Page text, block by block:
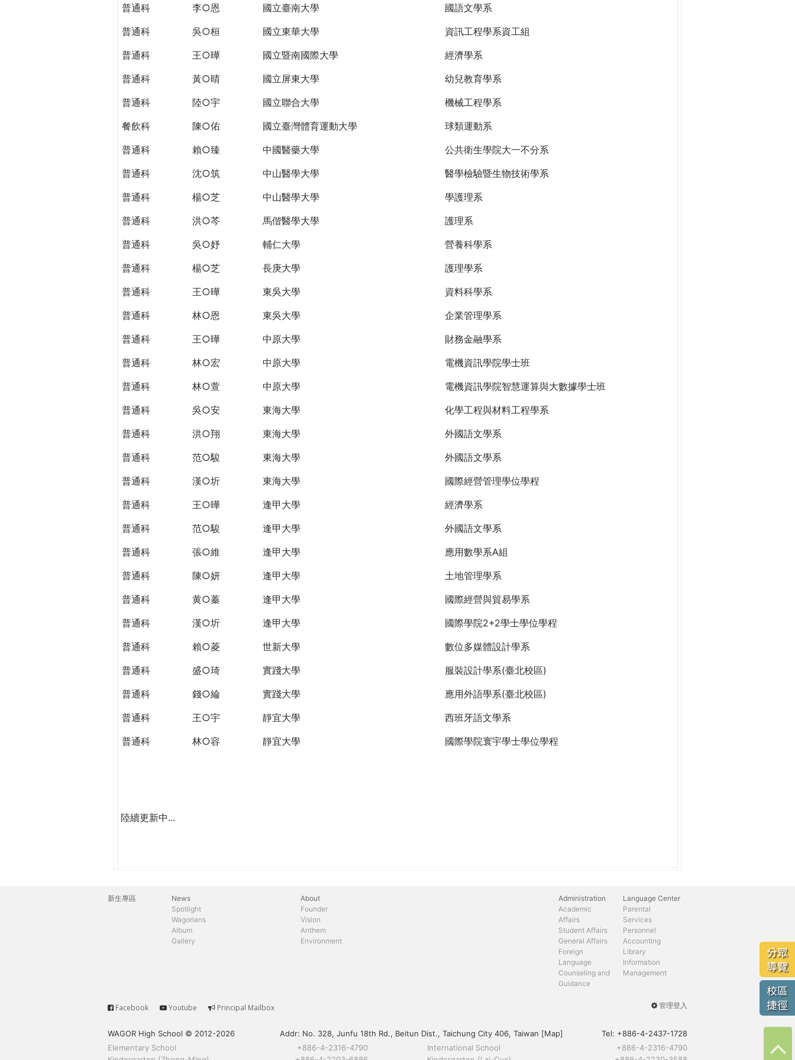
普通科 李○恩 國立臺南大學
國語文學系
普通科
吳○桓 國立東華大學
資訊工程學系資工組
普通科
王○曄 國立暨南國際大學
經濟學系
普通科
黃○晴 國立屏東大學
幼兒教育學系
普通科
陸○宇 國立聯合大學
機械工程學系
餐飲科
陳○佑 國立臺灣體育運動大學
球類運動系
普通科
賴○臻 中國醫藥大學
公共衛生學院大一不分系
普通科
沈○筑 中山醫學大學
醫學檢驗暨生物技術學系
普通科
楊○芝 中山醫學大學
學護理系
普通科
洪○芩 馬偕醫學大學
護理系
普通科
吳○妤 輔仁大學
營養科學系
普通科
楊○芝 長庚大學
護理學系
普通科
王○曄 東吳大學
資料科學系
普通科
林○恩 東吳大學
企業管理學系
普通科
王○曄 中原大學
財務金融學系
普通科
林○宏 中原大學
電機資訊學院學士班
普通科
林○萱 中原大學
電機資訊學院智慧運算與大數據學士班
普通科
吳○安 東海大學
化學工程與材料工程學系
普通科
洪○翔 東海大學
外國語文學系
普通科
范○駿 東海大學
外國語文學系
普通科
漢○圻 東海大學
國際經營管理學位學程
普通科
王○曄 逢甲大學
經濟學系
普通科
范○駿 逢甲大學
外國語文學系
普通科
張○維 逢甲大學
應用數學系A組
普通科
陳○妍 逢甲大學
土地管理學系
普通科
黄○蓁 逢甲大學
國際經營與貿易學系
普通科
漢○圻 逢甲大學
國際學院2+2學士學位學程
普通科
賴○菱 世新大學
數位多媒體設計學系
普通科
盛○琦 實踐大學
服裝設計學系(臺北校區)
普通科
錢○綸 實踐大學
應用外語學系(臺北校區)
普通科
王○宇 靜宜大學
西班牙語文學系
普通科
林○容 靜宜大學 國際學院寰宇學士學位學程
陸續更新中...
分眾
導覽
校區
捷徑
主
新生專區
News
Spotlight
Wagorians
Album
Gallery
About
Founder
Vision
Anthem
Environment
Administration
Academic
Affairs
Student Affairs
General Affairs
Foreign
Language
Counseling and
Guidance
Parental
Services
Personnel
Accounting
Library
Information
Management
Language Center
User
menu
管理登入
Service
Facebook Youtube Principal Mailbox
WAGOR High School © 2012-2026 Addr: No. 328, Junfu 18th Rd., Beitun Dist., Taichung City 406, Taiwan [Map] Tel: +886-4-2437-1728
Elementary School
+886-4-2316-4790 International School
+886-4-2316-4790